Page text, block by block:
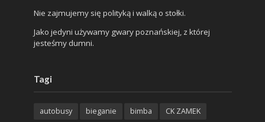
Nie zajmujemy się polityką i walką o stołki.
Jako jedyni używamy gwary poznańskiej, z której
jesteśmy dumni.
Tagi
autobusy bieganie bimba
CK ZAMEK